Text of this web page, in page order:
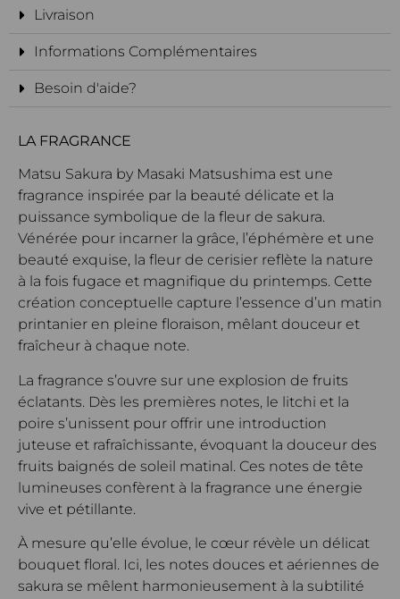
Livraison
Informations Complémentaires
Besoin d'aide?
LA FRAGRANCE
Matsu Sakura by Masaki Matsushima est une
fragrance inspirée par la beauté délicate et la
puissance symbolique de la fleur de sakura.
Vénérée pour incarner la grâce, l’éphémère et une
beauté exquise, la fleur de cerisier reflète la nature
à la fois fugace et magnifique du printemps. Cette
création conceptuelle capture l’essence d’un matin
printanier en pleine floraison, mêlant douceur et
fraîcheur à chaque note.
La fragrance s’ouvre sur une explosion de fruits
éclatants. Dès les premières notes, le litchi et la
poire s’unissent pour offrir une introduction
juteuse et rafraîchissante, évoquant la douceur des
fruits baignés de soleil matinal. Ces notes de tête
lumineuses confèrent à la fragrance une énergie
vive et pétillante.
À mesure qu’elle évolue, le cœur révèle un délicat
bouquet floral. Ici, les notes douces et aériennes de
sakura se mêlent harmonieusement à la subtilité